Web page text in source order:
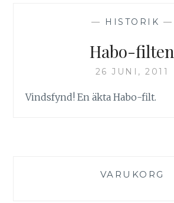
— HISTORIK —
Habo-filten
26 JUNI, 2011
Vindsfynd! En äkta Habo-filt.
VARUKORG